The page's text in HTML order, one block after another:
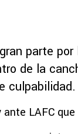
parte
de la
culpabilidad.
ante LAFC